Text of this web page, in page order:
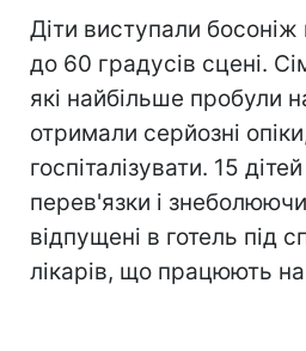
Діти виступали босоніж
до 60 градусів сцені.
які найбільше пробули
отримали серйозні
госпіталізувати. 15
перев'язки і
відпущені в готель під
лікарів, що працюють